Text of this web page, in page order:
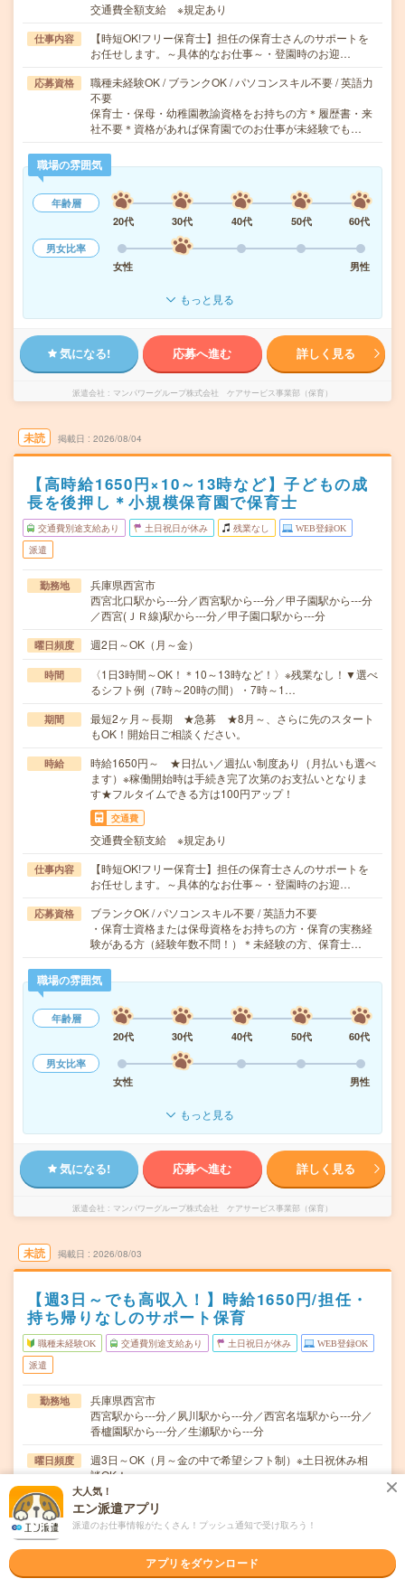
交通費全額支給 ※規定あり
仕事内容
【時短OK!フリー保育士】担任の保育士さんのサポートを
お任せします。～具体的なお仕事～・登園時のお迎…
応募資格
職種未経験OK / ブランクOK / パソコンスキル不要 / 英語力
不要
保育士・保母・幼稚園教諭資格をお持ちの方＊履歴書・来
社不要＊資格があれば保育園でのお仕事が未経験でも…
職場の雰囲気
年齢層
20代
30代 40代 50代
60代
男女比率
女性
男性
もっと見る
気になる! 応募へ進む 詳しく見る
派遣会社 マンパワーグループ株式会社 ケアサービス事業部（保育）
未読 掲載日 2026/08/04
【高時給1650円×10～13時など】子どもの成
長を後押し＊小規模保育園で保育士
交通費別途支給あり 土日祝日が休み 残業なし WEB登録OK
派遣
勤務地
兵庫県西宮市
西宮北口駅から---分／西宮駅から---分／甲子園駅から---分
／西宮(ＪＲ線)駅から---分／甲子園口駅から---分
曜日頻度 週2日～OK（月～金）
時間
〈1日3時間～OK！＊10～13時など！〉※残業なし！▼選べ
るシフト例（7時～20時の間）・7時～1…
期間
最短2ヶ月～長期 ★急募 ★8月～、さらに先のスタート
もOK！開始日ご相談ください。
時給
時給1650円～ ★日払い／週払い制度あり（月払いも選べ
ます）※稼働開始時は手続き完了次第のお支払いとなりま
す★フルタイムできる方は100円アップ！
交通費
交通費全額支給 ※規定あり
仕事内容
【時短OK!フリー保育士】担任の保育士さんのサポートを
お任せします。～具体的なお仕事～・登園時のお迎…
応募資格
ブランクOK / パソコンスキル不要 / 英語力不要
・保育士資格または保母資格をお持ちの方・保育の実務経
験がある方（経験年数不問！）＊未経験の方、保育士…
職場の雰囲気
年齢層
20代
30代 40代 50代
60代
男女比率
女性
男性
もっと見る
気になる! 応募へ進む 詳しく見る
派遣会社 マンパワーグループ株式会社 ケアサービス事業部（保育）
未読 掲載日 2026/08/03
【週3日～でも高収入！】時給1650円/担任・
持ち帰りなしのサポート保育
職種未経験OK 交通費別途支給あり 土日祝日が休み WEB登録OK
派遣
勤務地
兵庫県西宮市
西宮駅から---分／夙川駅から---分／西宮名塩駅から---分／
香櫨園駅から---分／生瀬駅から---分
曜日頻度
週3日～OK（月～金の中で希望シフト制）※土日祝休み相
談OK！
時間
≪シフト例≫8:00～17:009:00～18:0010:00～19:00 な
ど！※週20時間以上の…
期間 【急募】即日～2ヶ月以上 ※新学期からのスタートもOK!
時給 時給1650円～ ■日払いOK
大人気！
エン派遣アプリ
派遣のお仕事情報がたくさん！プッシュ通知で受け取ろう！
アプリをダウンロード